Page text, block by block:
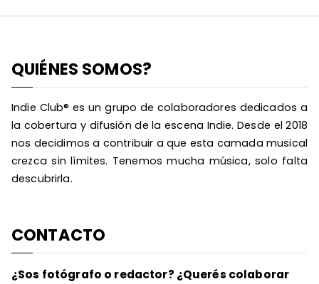
QUIÉNES SOMOS?
Indie Club® es un grupo de colaboradores dedicados a
la cobertura y difusión de la escena Indie. Desde el 2018
nos decidimos a contribuir a que esta camada musical
crezca sin límites. Tenemos mucha música, solo falta
descubrirla.
CONTACTO
¿Sos fotógrafo o redactor? ¿Querés colaborar